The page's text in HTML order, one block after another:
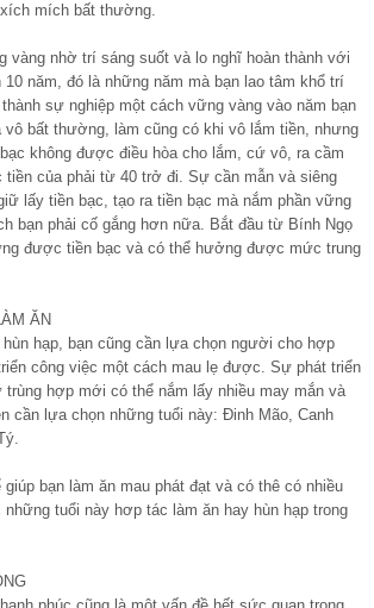
mích bất thường.
vàng nhờ trí sáng suốt và lo nghĩ hoàn thành với
năm, đó là những năm mà bạn lao tâm khổ trí
sự nghiệp một cách vững vàng vào năm bạn
vô bất thường, làm cũng có khi vô lắm tiền, nhưng
không được điều hòa cho lắm, cứ vô, ra cầm
của phải từ 40 trở đi. Sự cần mẫn và siêng
lấy tiền bạc, tạo ra tiền bạc mà nắm phần vững
bạn phải cố gắng hơn nữa. Bắt đầu từ Bính Ngọ
được tiền bạc và có thể hưởng được mức trung
ĂN
hạp, bạn cũng cần lựa chọn người cho hợp
công việc một cách mau lẹ được. Sự phát triển
trùng hợp mới có thể nắm lấy nhiều may mắn và
cần lựa chọn những tuổi này: Đinh Mão, Canh
giúp bạn làm ăn mau phát đạt và có thê có nhiều
tuổi này hơp tác làm ăn hay hùn hạp trong